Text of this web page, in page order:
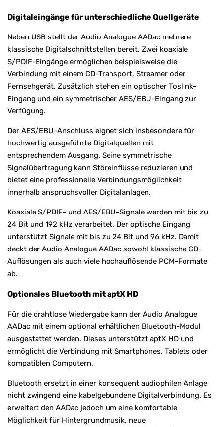
Digitaleingänge für unterschiedliche Quellgeräte
Neben USB stellt der Audio Analogue AADac mehrere
klassische Digitalschnittstellen bereit. Zwei koaxiale
S/PDIF-Eingänge ermöglichen beispielsweise die
Verbindung mit einem CD-Transport, Streamer oder
Fernsehgerät. Zusätzlich stehen ein optischer Toslink-
Eingang und ein symmetrischer AES/EBU-Eingang zur
Verfügung.
Der AES/EBU-Anschluss eignet sich insbesondere für
hochwertig ausgeführte Digitalquellen mit
entsprechendem Ausgang. Seine symmetrische
Signalübertragung kann Störeinflüsse reduzieren und
bietet eine professionelle Verbindungsmöglichkeit
innerhalb anspruchsvoller Digitalanlagen.
Koaxiale S/PDIF- und AES/EBU-Signale werden mit bis zu
24 Bit und 192 kHz verarbeitet. Der optische Eingang
unterstützt Signale mit bis zu 24 Bit und 96 kHz. Damit
deckt der Audio Analogue AADac sowohl klassische CD-
Auflösungen als auch viele hochauflösende PCM-Formate
ab.
Optionales Bluetooth mit aptX HD
Für die drahtlose Wiedergabe kann der Audio Analogue
AADac mit einem optional erhältlichen Bluetooth-Modul
ausgestattet werden. Dieses unterstützt aptX HD und
ermöglicht die Verbindung mit Smartphones, Tablets oder
kompatiblen Computern.
Bluetooth ersetzt in einer konsequent audiophilen Anlage
nicht zwingend eine kabelgebundene Digitalverbindung. Es
erweitert den AADac jedoch um eine komfortable
Möglichkeit für Hintergrundmusik, neue